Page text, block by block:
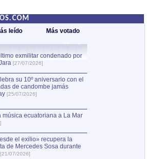
leído Más votado
exmilitar condenado por
[27/07/2026]
su 10º aniversario con el
de candombe jamás
[25/07/2026]
música ecuatoriana a La Mar
el exilio» recupera la
de Mercedes Sosa durante
[21/07/2026]